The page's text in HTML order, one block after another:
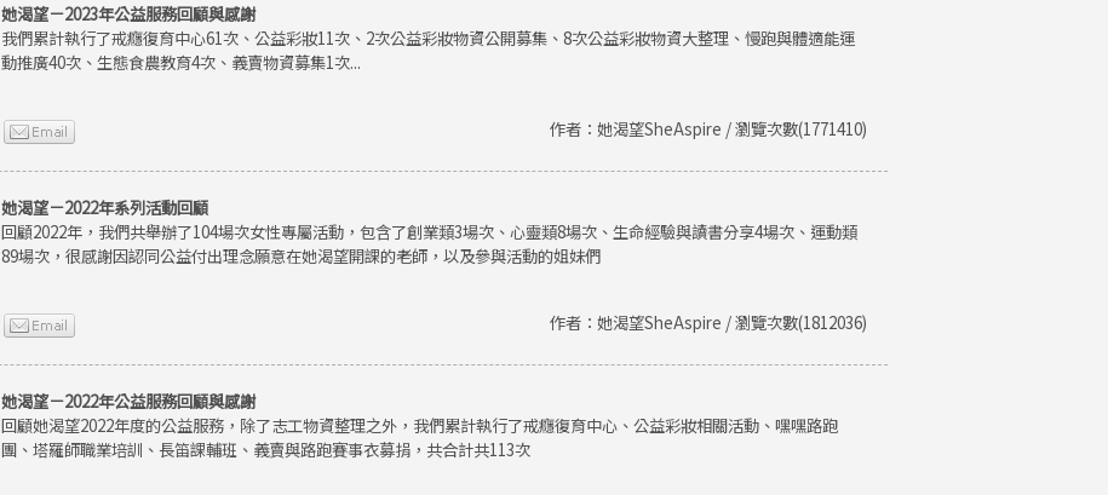
她渴望－2023年公益服務回顧與感謝
我們累計執行了戒癮復育中心61次、公益彩妝11次、2次公益彩妝物資公開募集、8次公益彩妝物資大整理、慢跑與體適能運
動推廣40次、生態食農教育4次、義賣物資募集1次...
作者：她渴望SheAspire / 瀏覽次數(1771410)
她渴望－2022年系列活動回顧
回顧2022年，我們共舉辦了104場次女性專屬活動，包含了創業類3場次、心靈類8場次、生命經驗與讀書分享4場次、運動類
89場次，很感謝因認同公益付出理念願意在她渴望開課的老師，以及參與活動的姐妹們
作者：她渴望SheAspire / 瀏覽次數(1812036)
她渴望－2022年公益服務回顧與感謝
回顧她渴望2022年度的公益服務，除了志工物資整理之外，我們累計執行了戒癮復育中心、公益彩妝相關活動、嘿嘿路跑
團、塔羅師職業培訓、長笛課輔班、義賣與路跑賽事衣募捐，共合計共113次